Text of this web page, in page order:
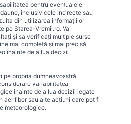
pentru eventualele
inclusiv cele indirecte sau
din utilizarea informațiilor
pe Starea-Vremii.ro. Vă
și să verificați multiple surse
mai completă și mai precisă
înainte de a lua decizii
pe propria dumneavoastră
variabilitatea
înainte de a lua decizii legate
aer liber sau alte acțiuni care pot fi
meteorologice.